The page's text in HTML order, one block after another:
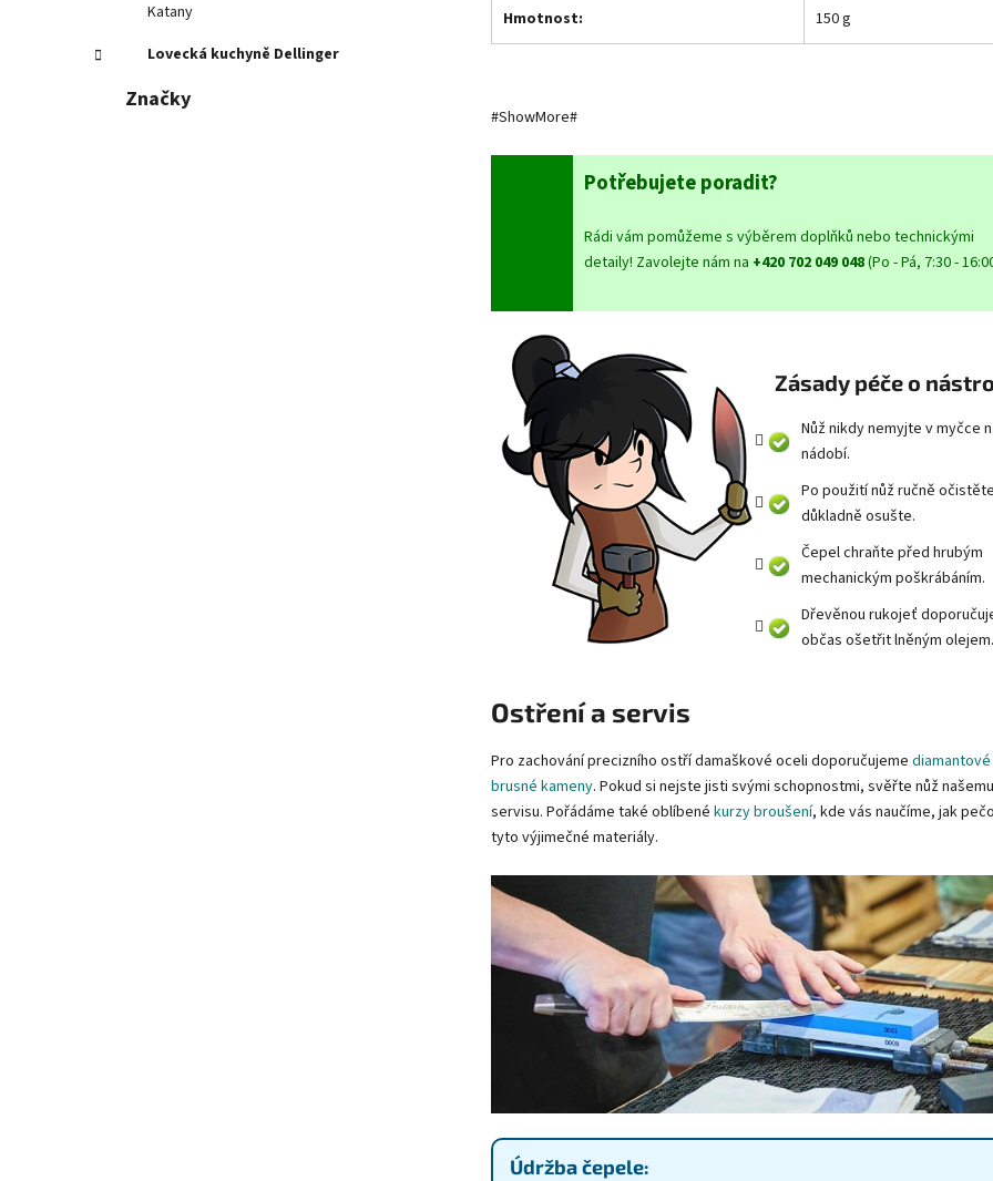
Katany
Lovecká kuchyně Dellinger
Značky
Hmotnost: 150 g
#ShowMore#
Potřebujete poradit?
Rádi vám pomůžeme s výběrem doplňků nebo technickými
detaily! Zavolejte nám na +420 702 049 048(Po - Pá, 7:30 -
Zásady péče o
Nůž nikdy nemyjte v myčce
nádobí.
Po použití nůž ručně
důkladně osušte.
Čepel chraňte před hrubým
mechanickým poškrábáním.
Dřevěnou rukojeť
občas ošetřit lněným olejem.
Ostření a servis
Pro zachování precizního ostří damaškové oceli doporučujeme diamantové
brusné kameny. Pokud si nejste jisti svými schopnostmi, svěřte nůž našemu
servisu. Pořádáme také oblíbené kurzy broušení, kde vás naučíme, jak
tyto výjimečné materiály.
Údržba čepele: